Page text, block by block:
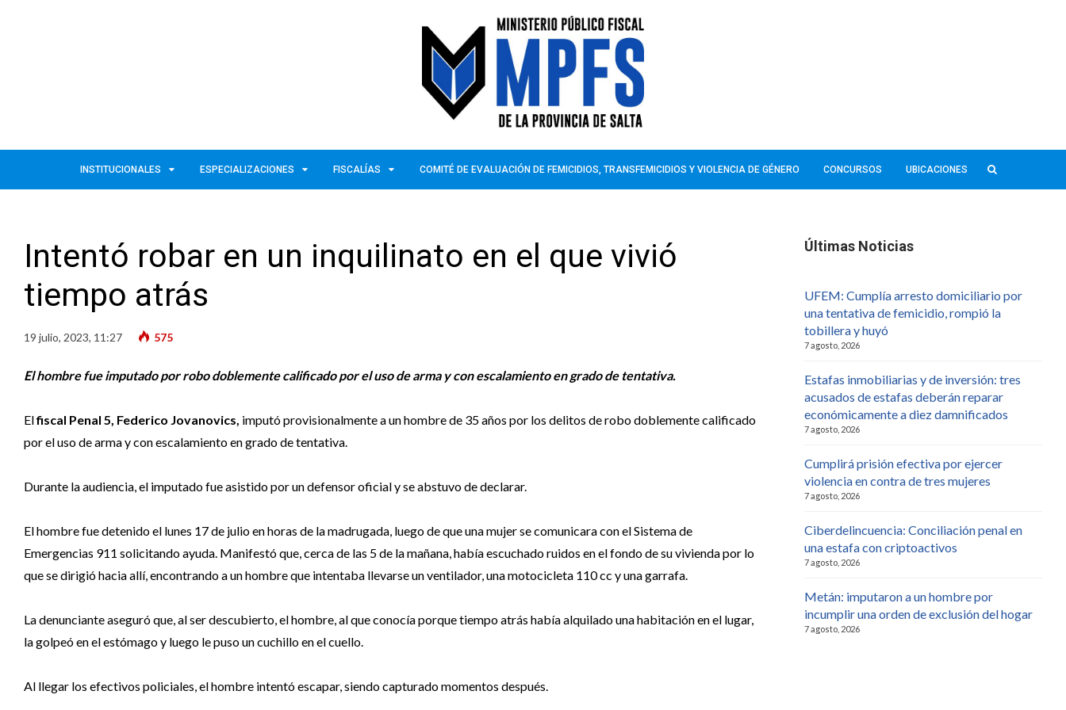
INSTITUCIONALES ESPECIALIZACIONES FISCALÍAS COMITÉ DE EVALUACIÓN DE FEMICIDIOS, TRANSFEMICIDIOS Y VIOLENCIA DE GÉNERO CONCURSOS UBICACIONES
Intentó robar en un inquilinato en el que vivió
tiempo atrás
19 julio, 2023, 11:27 575
El hombre fue imputado por robo doblemente calificado por el uso de arma y con escalamiento en grado de tentativa.
Elfiscal Penal 5, Federico Jovanovics, imputó provisionalmente a un hombre de 35 años por los delitos de robo doblemente calificado
por el uso de arma y con escalamiento en grado de tentativa.
Durante la audiencia, el imputado fue asistido por un defensor oficial y se abstuvo de declarar.
El hombre fue detenido el lunes 17 de julio en horas de la madrugada, luego de que una mujer se comunicara con el Sistema de
Emergencias 911 solicitando ayuda. Manifestó que, cerca de las 5 de la mañana, había escuchado ruidos en el fondo de su vivienda por lo
que se dirigió hacia allí, encontrando a un hombre que intentaba llevarse un ventilador, una motocicleta 110 cc y una garrafa.
La denunciante aseguró que, al ser descubierto, el hombre, al que conocía porque tiempo atrás había alquilado una habitación en el lugar,
la golpeó en el estómago y luego le puso un cuchillo en el cuello.
Al llegar los efectivos policiales, el hombre intentó escapar, siendo capturado momentos después.
Últimas Noticias
UFEM: Cumplía arresto domiciliario por
una tentativa de femicidio, rompió la
tobillera y huyó
7 agosto, 2026
Estafas inmobiliarias y de inversión: tres
acusados de estafas deberán reparar
económicamente a diez damnificados
7 agosto, 2026
Cumplirá prisión efectiva por ejercer
violencia en contra de tres mujeres
7 agosto, 2026
Ciberdelincuencia: Conciliación penal en
una estafa con criptoactivos
7 agosto, 2026
Metán: imputaron a un hombre por
incumplir una orden de exclusión del hogar
7 agosto, 2026